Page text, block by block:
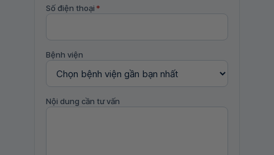
Số điện thoại *
Bệnh viện
Nội dung cần tư vấn